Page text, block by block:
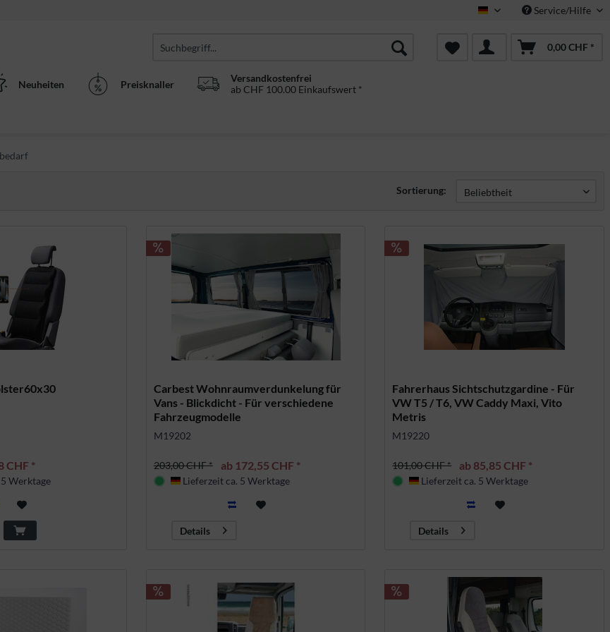
Deutsch Service/Hilfe
0,00 CHF *
Neuheiten Preisknaller
Versandkostenfrei
ab CHF 100.00 Einkaufswert *
Sortierung:
CHF *
Werktage
Carbest Wohnraumverdunkelung für
Vans - Blickdicht - Für verschiedene
Fahrzeugmodelle
M19202
203,00 CHF * ab 172,55 CHF *
Deutschland
Lieferzeit ca. 5 Werktage
Details
Fahrerhaus Sichtschutzgardine - Für
VW T5 / T6, VW Caddy Maxi, Vito
Metris
M19220
101,00 CHF * ab 85,85 CHF *
Deutschland
Lieferzeit ca. 5 Werktage
Details